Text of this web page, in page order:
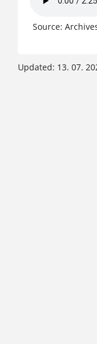
Source:
Updated: 13. 07.